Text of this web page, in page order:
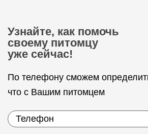
Узнайте, как помочь
своему питомцу
уже сейчас!
По телефону сможем
что с Вашим питомцем